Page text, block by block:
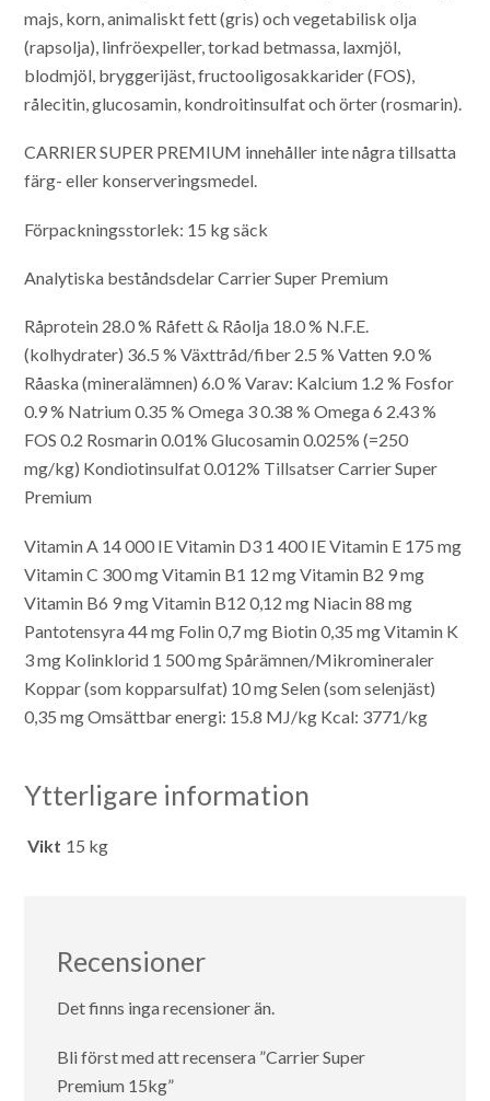
majs, korn, animaliskt fett (gris) och vegetabilisk olja
(rapsolja), linfröexpeller, torkad betmassa, laxmjöl,
blodmjöl, bryggerijäst, fructooligosakkarider (FOS),
rålecitin, glucosamin, kondroitinsulfat och örter (rosmarin).
CARRIER SUPER PREMIUM innehåller inte några tillsatta
färg- eller konserveringsmedel.
Förpackningsstorlek: 15 kg säck
Analytiska beståndsdelar Carrier Super Premium
Råprotein 28.0 % Råfett & Råolja 18.0 % N.F.E.
(kolhydrater) 36.5 % Växttråd/fiber 2.5 % Vatten 9.0 %
Råaska (mineralämnen) 6.0 % Varav: Kalcium 1.2 % Fosfor
0.9 % Natrium 0.35 % Omega 3 0.38 % Omega 6 2.43 %
FOS 0.2 Rosmarin 0.01% Glucosamin 0.025% (=250
mg/kg) Kondiotinsulfat 0.012% Tillsatser Carrier Super
Premium
Vitamin A 14 000 IEVitamin D3 1 400 IEVitamin E 175 mg
Vitamin C 300 mgVitamin B1 12 mgVitamin B2 9 mg
Vitamin B6 9 mgVitamin B12 0,12 mg Niacin 88 mg
Pantotensyra 44 mg Folin 0,7 mg Biotin 0,35 mgVitamin K
3 mg Kolinklorid 1 500 mgSpårämnen/Mikromineraler
Koppar (som kopparsulfat) 10 mgSelen (som selenjäst)
0,35 mgOmsättbar energi: 15.8 MJ/kg Kcal: 3771/kg
Ytterligare information
Vikt 15 kg
Recensioner
Det finns inga recensioner än.
Bli först med att recensera ”Carrier Super
Premium 15kg”